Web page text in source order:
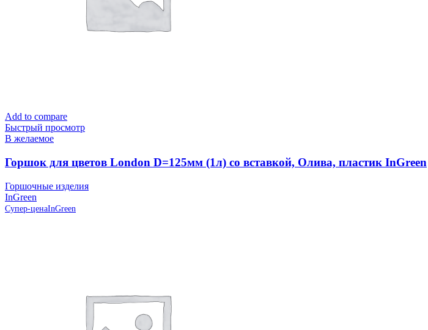
Add to compare
Быстрый просмотр
В желаемое
Горшок для цветов London D=125мм (1л) со вставкой, Олива, пластик InGreen
Горшочные изделия
InGreen
Супер-ценаInGreen